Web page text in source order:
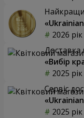
2026 рік
Доставка
«Вибір
2025 рік
Сервіс
2025 рік